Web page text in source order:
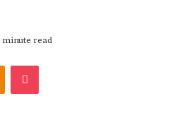
minute read
Odnoklassniki
Pocket